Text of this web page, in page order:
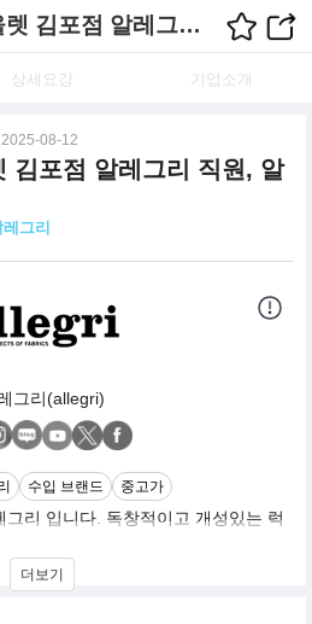
현대프리미엄아울렛 김포점 알레그리 채용정보
상세요강 기업소개
08-12
김포점 알레그리 직원, 알
그리
그리(allegri)
수입 브랜드 중고가
리 입니다. 독창적이고 개성있는 럭
더보기